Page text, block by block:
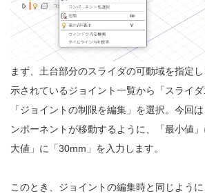
まず、土台部分のスライダの可動域を指定
示されているジョイント一覧から「スライダ
「ジョイントの制限を編集」を選択。今回
ンポーネントが移動するように、「最小値
大値」に「30mm」を入力します。
このとき、ジョイントの編集時と同じよう